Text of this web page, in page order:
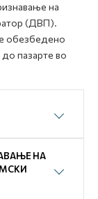
на
(ДВП).
обезбедено
пазарте во
НА